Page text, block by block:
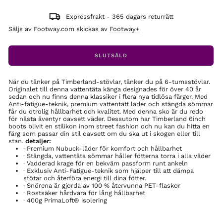
Expressfrakt - 365 dagars returrätt
Säljs av Footway.com skickas av Footway+
SLUTSÅLD
När du tänker på Timberland-stövlar, tänker du på 6-tumsstövlar.
Originalet till denna vattentäta känga designades för över 40 år
sedan och nu finns denna klassiker i flera nya tidlösa färger. Med
Anti-fatigue-teknik, premium vattentätt läder och stängda sömmar
får du otrolig hållbarhet och kvalitet. Med denna sko är du redo
för nästa äventyr oavsett väder. Dessutom har Timberland 6inch
boots blivit en stilikon inom street fashion och nu kan du hitta en
färg som passar din stil oavsett om du ska ut i skogen eller till
stan. detaljer:
· Premium Nubuck-läder för komfort och hållbarhet
· Stängda, vattentäta sömmar håller fötterna torra i alla väder
· Vadderad krage för en bekväm passform runt ankeln
· Exklusiv Anti-Fatigue-teknik som hjälper till att dämpa
stötar och återföra energi till dina fötter.
· Snörena är gjorda av 100 % återvunna PET-flaskor
· Rostsäker hårdvara för lång hållbarhet
· 400g PrimaLoft® isolering